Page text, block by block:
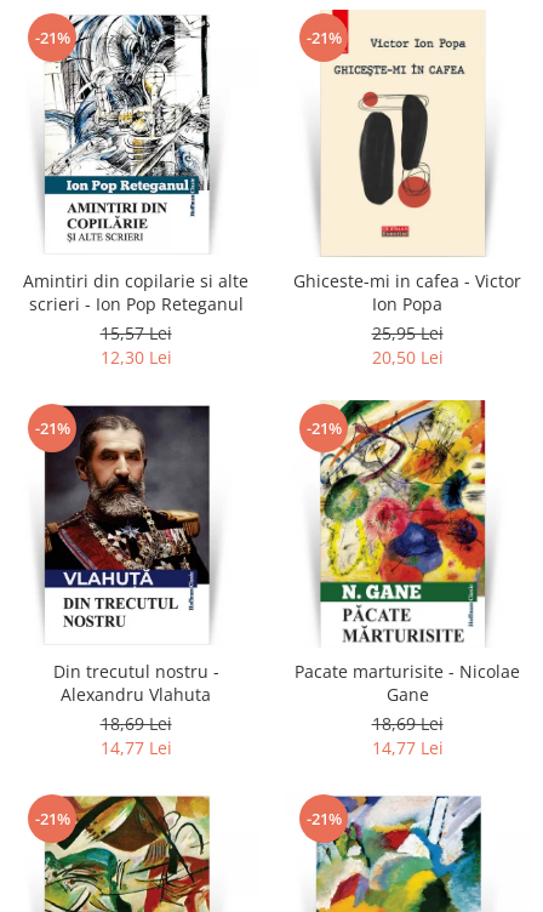
-21%
Amintiri din copilarie si alte
scrieri - Ion Pop Reteganul
15,57 Lei
12,30 Lei
-21%
Ghiceste-mi in cafea - Victor
Ion Popa
25,95 Lei
20,50 Lei
-21%
Din trecutul nostru -
Alexandru Vlahuta
18,69 Lei
14,77 Lei
-21%
Pacate marturisite - Nicolae
Gane
18,69 Lei
14,77 Lei
-21% -21%